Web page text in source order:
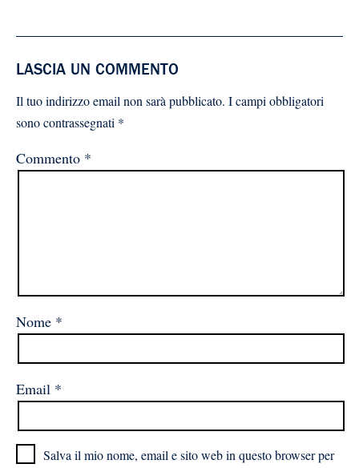
LASCIA UN COMMENTO
Il tuo indirizzo email non sarà pubblicato. I campi obbligatori
sono contrassegnati *
Commento *
Nome *
Email *
Salva il mio nome, email e sito web in questo browser per